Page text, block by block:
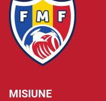
MISIUNE